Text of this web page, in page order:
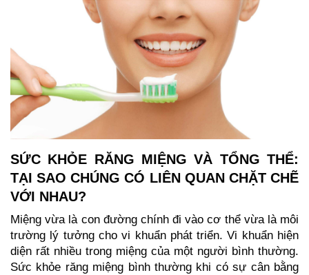
SỨC KHỎE RĂNG MIỆNG VÀ TỔNG THỂ:
TẠI SAO CHÚNG CÓ LIÊN QUAN CHẶT CHẼ
VỚI NHAU?
Miệng vừa là con đường chính đi vào cơ thể vừa là môi
trường lý tưởng cho vi khuẩn phát triển. Vi khuẩn hiện
diện rất nhiều trong miệng của một người bình thường.
Sức khỏe răng miệng bình thường khi có sự cân bằng